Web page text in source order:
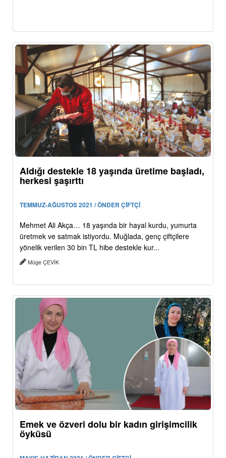
Aldığı destekle 18 yaşında üretime başladı,
herkesi şaşırttı
TEMMUZ-AĞUSTOS 2021 / ÖNDER ÇİFTÇİ
Mehmet Ali Akça… 18 yaşında bir hayal kurdu, yumurta
üretmek ve satmak istiyordu. Muğlada, genç çiftçilere
yönelik verilen 30 bin TL hibe destekle kur...
Müge ÇEVİK
Emek ve özveri dolu bir kadın girişimcilik
öyküsü